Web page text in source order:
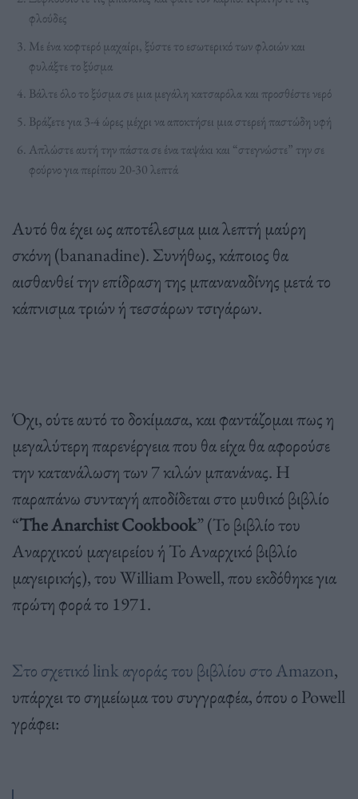
φλούδες
Με ένα κοφτερό μαχαίρι, ξύστε το εσωτερικό των φλοιών και
φυλάξτε το ξύσμα
Βάλτε όλο το ξύσμα σε μια μεγάλη κατσαρόλα και προσθέστε νερό
Βράζετε για 3-4 ώρες μέχρι να αποκτήσει μια στερεή παστώδη υφή
Απλώστε αυτή την πάστα σε ένα ταψάκι και “στεγνώστε” την σε
φούρνο για περίπου 20-30 λεπτά
Αυτό θα έχει ως αποτέλεσμα μια λεπτή μαύρη
σκόνη (bananadine). Συνήθως, κάποιος θα
αισθανθεί την επίδραση της μπαναναδίνης μετά το
κάπνισμα τριών ή τεσσάρων τσιγάρων.
Όχι, ούτε αυτό το δοκίμασα, και φαντάζομαι πως η
μεγαλύτερη παρενέργεια που θα είχα θα αφορούσε
την κατανάλωση των 7 κιλών μπανάνας. Η
παραπάνω συνταγή αποδίδεται στο μυθικό βιβλίο
“The Anarchist Cookbook” (Το βιβλίο του
Αναρχικού μαγειρείου ή Το Αναρχικό βιβλίο
μαγειρικής), του William Powell, που εκδόθηκε για
πρώτη φορά το 1971.
Στο σχετικό link αγοράς του βιβλίου στο Amazon,
υπάρχει το σημείωμα του συγγραφέα, όπου ο Powell
γράφει: